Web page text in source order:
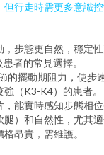
但行走時需更多意識
，步態更自然，穩定
者的常見選擇。
的擺動期阻力，使步
（K3-K4）的患者。
，能實時感知步態相
）和自然性，尤其
昂貴，需維護。